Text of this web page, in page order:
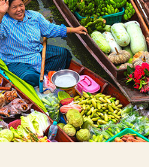
avec les formalités de
concerné le jour du
prix du voyage, cette
garantie par les
personnes peu autonomes